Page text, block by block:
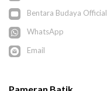
Bentara Budaya Official
WhatsApp
Email